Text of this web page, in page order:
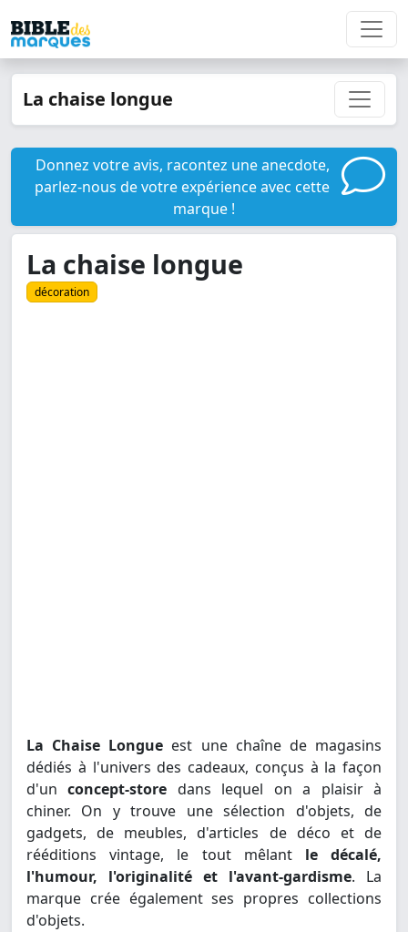
La chaise longue
Donnez votre avis, racontez une anecdote,
parlez-nous de votre expérience avec cette
marque !
La chaise longue
décoration
La Chaise Longue est une chaîne de magasins
dédiés à l'univers des cadeaux, conçus à la façon
d'unconcept-store dans lequel on a plaisir à
chiner. On y trouve une sélection d'objets, de
gadgets, de meubles, d'articles de déco et de
rééditions vintage, le tout mêlant le décalé,
l'humour, l'originalité et l'avant-gardisme. La
marque crée également ses propres collections
d'objets.